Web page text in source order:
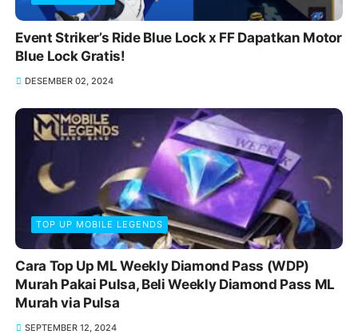
Event Striker’s Ride Blue Lock x FF Dapatkan Motor
Blue Lock Gratis!
DESEMBER 02, 2024
TOP UP MOBILE LEGENDS
Cara Top Up ML Weekly Diamond Pass (WDP)
Murah Pakai Pulsa, Beli Weekly Diamond Pass ML
Murah via Pulsa
SEPTEMBER 12, 2024